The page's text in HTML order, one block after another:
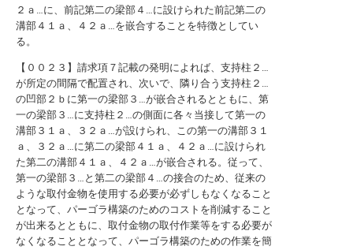
２ａ…に、前記第二の梁部４…に設けられた前記第二の
溝部４１ａ、４２ａ…を嵌合することを特徴としてい
る。
【００２３】請求項７記載の発明によれば、支持柱２…
が所定の間隔で配置され、次いで、隣り合う支持柱２…
の凹部２ｂに第一の梁部３…が嵌合されるとともに、第
一の梁部３…に支持柱２…の側面に各々当接して第一の
溝部３１ａ、３２ａ…が設けられ、この第一の溝部３１
ａ、３２ａ…に第二の梁部４１ａ、４２ａ…に設けられ
た第二の溝部４１ａ、４２ａ…が嵌合される。従って、
第一の梁部３…と第二の梁部４…の接合のため、従来の
ような取付金物を使用する必要が必ずしもなくなること
となって、パーゴラ構築のためのコストを削減すること
が出来るとともに、取付金物の取付作業等をする必要が
なくなることとなって、パーゴラ構築のための作業を簡